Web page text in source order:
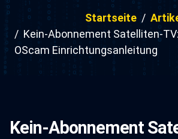
CCcam and
Startseite
Kein-Abonnement Satelliten-
OScam Einrichtungsanleitung
Kein-Abonnement